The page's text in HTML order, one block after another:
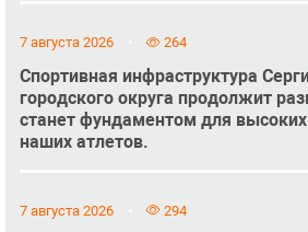
7 августа 2026 264
Спортивная инфраструктура
городского округа продолжит
станет фундаментом для
наших атлетов.
7 августа 2026 294